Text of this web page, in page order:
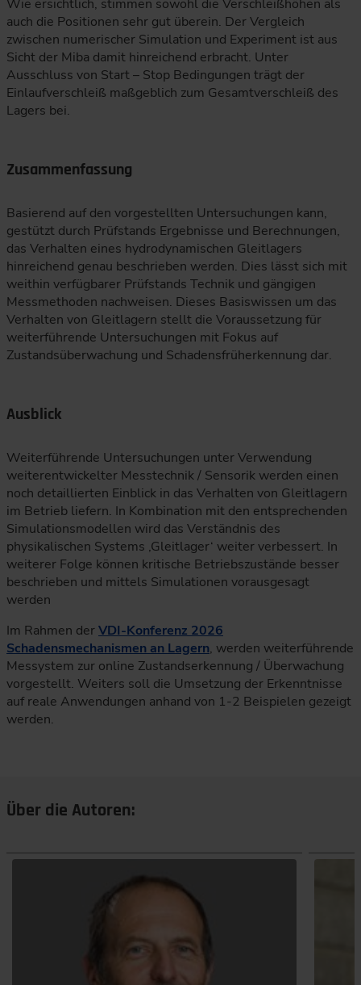
Wie ersichtlich, stimmen sowohl die Verschleißhöhen als
auch die Positionen sehr gut überein. Der Vergleich
zwischen numerischer Simulation und Experiment ist aus
Sicht der Miba damit hinreichend erbracht. Unter
Ausschluss von Start – Stop Bedingungen trägt der
Einlaufverschleiß maßgeblich zum Gesamtverschleiß des
Lagers bei.
Zusammenfassung
Basierend auf den vorgestellten Untersuchungen kann,
gestützt durch Prüfstands Ergebnisse und Berechnungen,
das Verhalten eines hydrodynamischen Gleitlagers
hinreichend genau beschrieben werden. Dies lässt sich mit
weithin verfügbarer Prüfstands Technik und gängigen
Messmethoden nachweisen. Dieses Basiswissen um das
Verhalten von Gleitlagern stellt die Voraussetzung für
weiterführende Untersuchungen mit Fokus auf
Zustandsüberwachung und Schadensfrüherkennung dar.
Ausblick
Weiterführende Untersuchungen unter Verwendung
weiterentwickelter Messtechnik / Sensorik werden einen
noch detaillierten Einblick in das Verhalten von Gleitlagern
im Betrieb liefern. In Kombination mit den entsprechenden
Simulationsmodellen wird das Verständnis des
physikalischen Systems ‚Gleitlager‘ weiter verbessert. In
weiterer Folge können kritische Betriebszustände besser
beschrieben und mittels Simulationen vorausgesagt
werden
Im Rahmen derVDI-Konferenz 2026
Schadensmechanismen an Lagern, werden weiterführende
Messystem zur online Zustandserkennung / Überwachung
vorgestellt. Weiters soll die Umsetzung der Erkenntnisse
auf reale Anwendungen anhand von 1-2 Beispielen gezeigt
werden.
Über die Autoren: